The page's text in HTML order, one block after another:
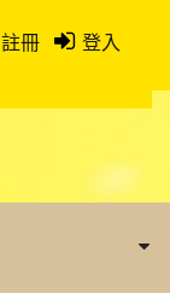
註冊 登入